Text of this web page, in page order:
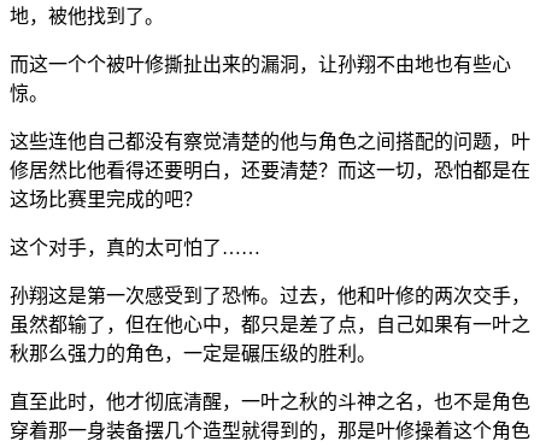
地，被他找到了。
而这一个个被叶修撕扯出来的漏洞，让孙翔不由地也有些心
惊。
这些连他自己都没有察觉清楚的他与角色之间搭配的问题，叶
修居然比他看得还要明白，还要清楚？而这一切，恐怕都是在
这场比赛里完成的吧？
这个对手，真的太可怕了……
孙翔这是第一次感受到了恐怖。过去，他和叶修的两次交手，
虽然都输了，但在他心中，都只是差了点，自己如果有一叶之
秋那么强力的角色，一定是碾压级的胜利。
直至此时，他才彻底清醒，一叶之秋的斗神之名，也不是角色
穿着那一身装备摆几个造型就得到的，那是叶修操着这个角色